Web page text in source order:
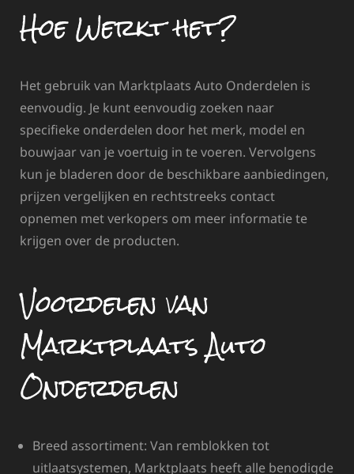
Hoe Werkt het?
Het gebruik van Marktplaats Auto Onderdelen is
eenvoudig. Je kunt eenvoudig zoeken naar
specifieke onderdelen door het merk, model en
bouwjaar van je voertuig in te voeren. Vervolgens
kun je bladeren door de beschikbare aanbiedingen,
prijzen vergelijken en rechtstreeks contact
opnemen met verkopers om meer informatie te
krijgen over de producten.
Voordelen van
Marktplaats Auto
Onderdelen
Breed assortiment: Van remblokken tot
uitlaatsystemen, Marktplaats heeft alle benodigde